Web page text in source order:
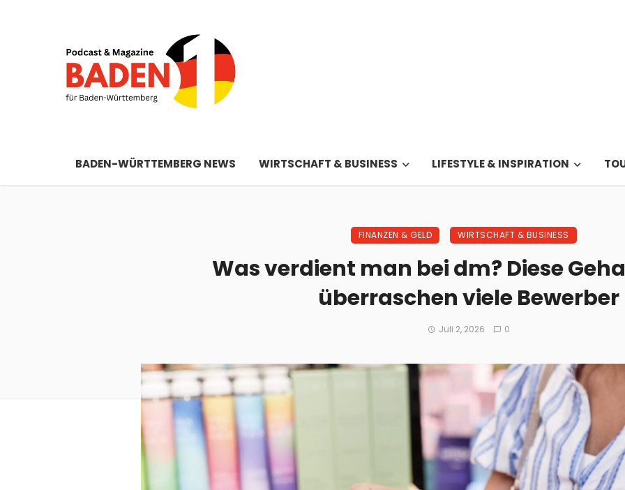
BADEN-WÜRTTEMBERG NEWS WIRTSCHAFT & BUSINESS LIFESTYLE & INSPIRATION
FINANZEN & GELD WIRTSCHAFT & BUSINESS
Was verdient man bei dm? Diese
überraschen viele Bewerber
Juli 2, 2026 0